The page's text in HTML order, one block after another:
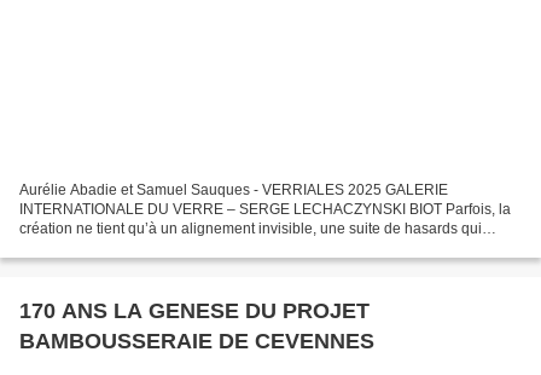
Aurélie Abadie et Samuel Sauques - VERRIALES 2025 GALERIE
INTERNATIONALE DU VERRE – SERGE LECHACZYNSKI BIOT Parfois, la
création ne tient qu’à un alignement invisible, une suite de hasards qui
170 ANS LA GENESE DU PROJET
BAMBOUSSERAIE DE CEVENNES